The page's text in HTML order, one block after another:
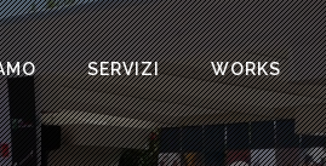
SERVIZI WORKS